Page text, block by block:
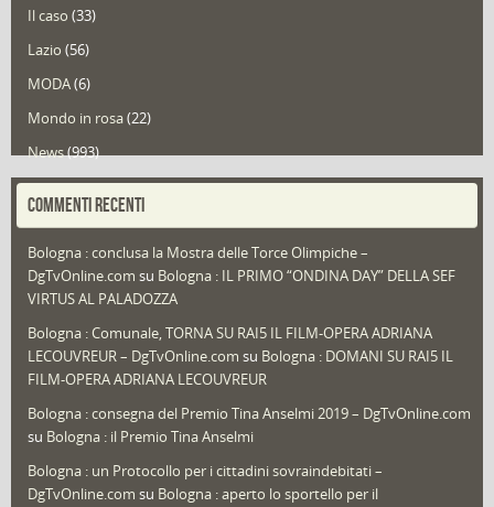
Il caso (33)
Lazio (56)
MODA(6)
Mondo in rosa(22)
News(993)
Portfolio(1)
Redazioni(1.049)
Speciali (22)
Sport
That's Bologna Magazine(25)
Video (archivio) (263)
COMMENTI RECENTI
Bologna : conclusa la Mostra delle Torce Olimpiche –
DgTvOnline.com su Bologna : IL PRIMO “ONDINA DAY” DELLA SEF
VIRTUS AL PALADOZZA
Bologna : Comunale, TORNA SU RAI5 IL FILM-OPERA ADRIANA
LECOUVREUR – DgTvOnline.com su Bologna : DOMANI SU RAI5 IL
FILM-OPERA ADRIANA LECOUVREUR
Bologna : consegna del Premio Tina Anselmi 2019 – DgTvOnline.com
su Bologna : il Premio Tina Anselmi
Bologna : un Protocollo per i cittadini sovraindebitati –
DgTvOnline.com su Bologna : aperto lo sportello per il